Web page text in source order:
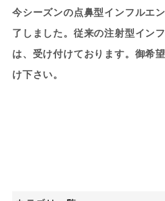
今シーズンの点鼻型インフルエ
了しました。従来の注射型イン
は、受け付けております。御希
け下さい。